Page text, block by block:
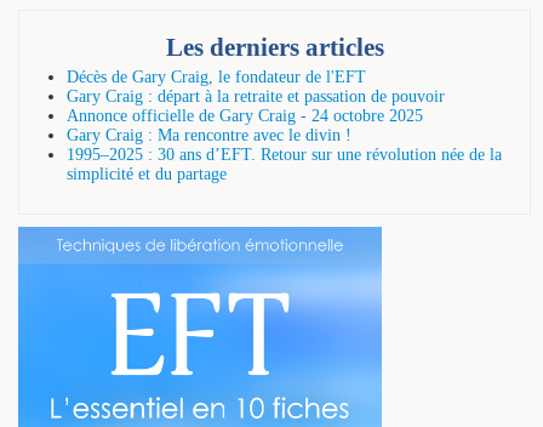
Les derniers articles
Décès de Gary Craig, le fondateur de l'EFT
Gary Craig : départ à la retraite et passation de pouvoir
Annonce officielle de Gary Craig - 24 octobre 2025
Gary Craig : Ma rencontre avec le divin !
1995–2025 : 30 ans d’EFT. Retour sur une révolution née de la
simplicité et du partage